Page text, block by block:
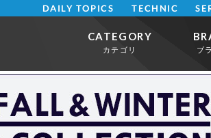
DAILY TOPICS TECHNIC
CATEGORY
カテゴリ ブ